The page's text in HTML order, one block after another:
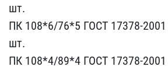
шт.
ПК 108*​6/76*5 ГОСТ 17378-2001
шт.
ПК 1​08*4/89*4 ГОСТ 17378-200​1